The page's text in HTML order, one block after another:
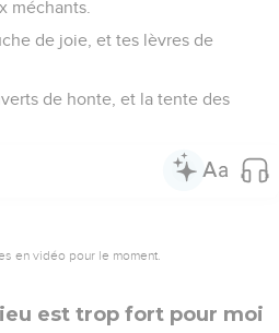
méchants.
de joie, et tes lèvres de
de honte, et la tente des
en vidéo pour le moment.
est trop fort pour moi